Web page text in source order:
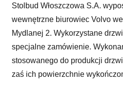
Stolbud Włoszczowa S.A.
wewnętrzne biurowiec Volvo
Mydlanej 2. Wykorzystane
specjalne zamówienie.
stosowanego do produkcji
zaś ich powierzchnie